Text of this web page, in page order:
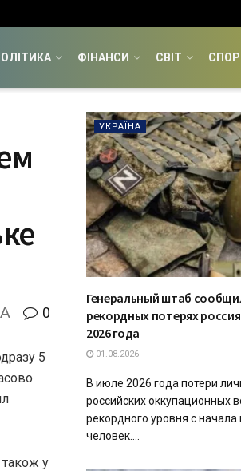
ФІНАНСИ СВІТ
A 0
5
також у
УКРАЇНА
Генеральный штаб
рекордных потерях
2026 года
01.08.2026
В июле 2026 года потери
российских оккупационных
рекордного уровня с начала
человек....